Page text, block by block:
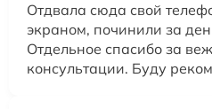
Отдвала сюда свой
экраном, починили за
Отдельное спасибо за
консультации. Буду